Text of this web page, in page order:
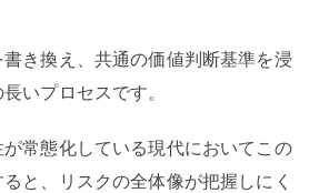
き換え、共通の価値判断基準を浸
いプロセスです。
が常態化している現代においてこの
と、リスクの全体像が把握しにく